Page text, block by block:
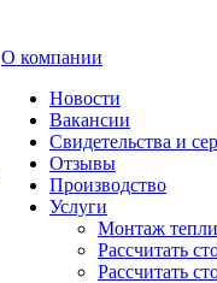
О компании
Новости
Вакансии
Свидетельства и
Отзывы
Производство
Услуги
Монтаж
Рассчитать
Рассчитать